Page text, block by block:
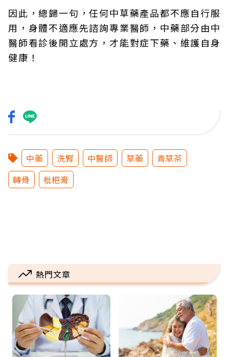
因此，總歸一句，任何中草藥產品都不應自行服
用，身體不適應先諮詢專業醫師，中藥部分由中
醫師看診後開立處方，才能對症下藥、維護自身
健康！
中藥 洗腎 中醫師 草藥
青草茶
轉骨
枇杷膏
熱門文章